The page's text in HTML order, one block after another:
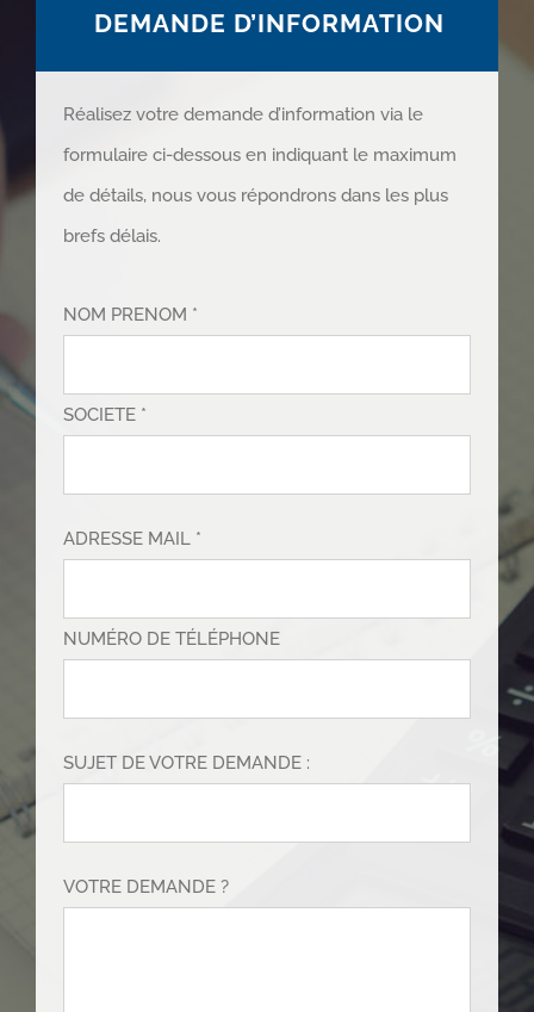
DEMANDE D’INFORMATION
Réalisez votre demande d’information via le
formulaire ci-dessous en indiquant le maximum
de détails, nous vous répondrons dans les plus
brefs délais.
NOM PRENOM *
SOCIETE *
ADRESSE MAIL *
NUMÉRO DE TÉLÉPHONE
SUJET DE VOTRE DEMANDE :
VOTRE DEMANDE ?